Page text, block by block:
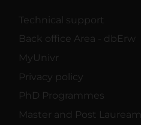
Technical support
Back office Area - dbErw
MyUnivr
Privacy policy
PhD Programmes
Master and Post Lauream